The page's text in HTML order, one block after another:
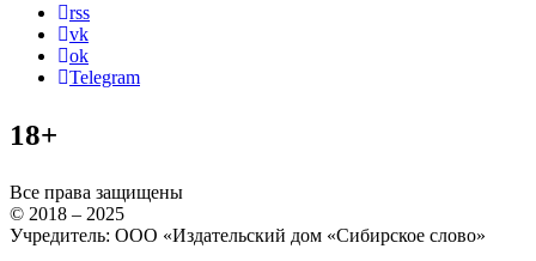
rss
vk
ok
Telegram
18+
Все права защищены
© 2018 – 2025
Учредитель: ООО «Издательский дом «Сибирское слово»